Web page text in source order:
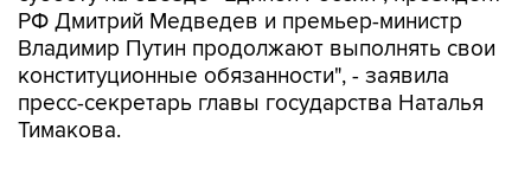
РФ Дмитрий Медведев и премьер-министр
Владимир Путин продолжают выполнять свои
конституционные обязанности", - заявила
пресс-секретарь главы государства Наталья
Тимакова.